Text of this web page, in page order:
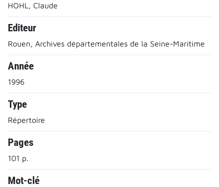
HOHL, Claude
Editeur
Rouen, Archives départementales de la Seine-Maritime
Année
1996
Type
Répertoire
Pages
101 p.
Mot-clé